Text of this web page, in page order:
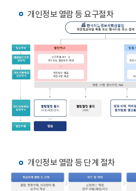
개인정보 열람 등 요구절차
개인정보 열람 등 단계 절차